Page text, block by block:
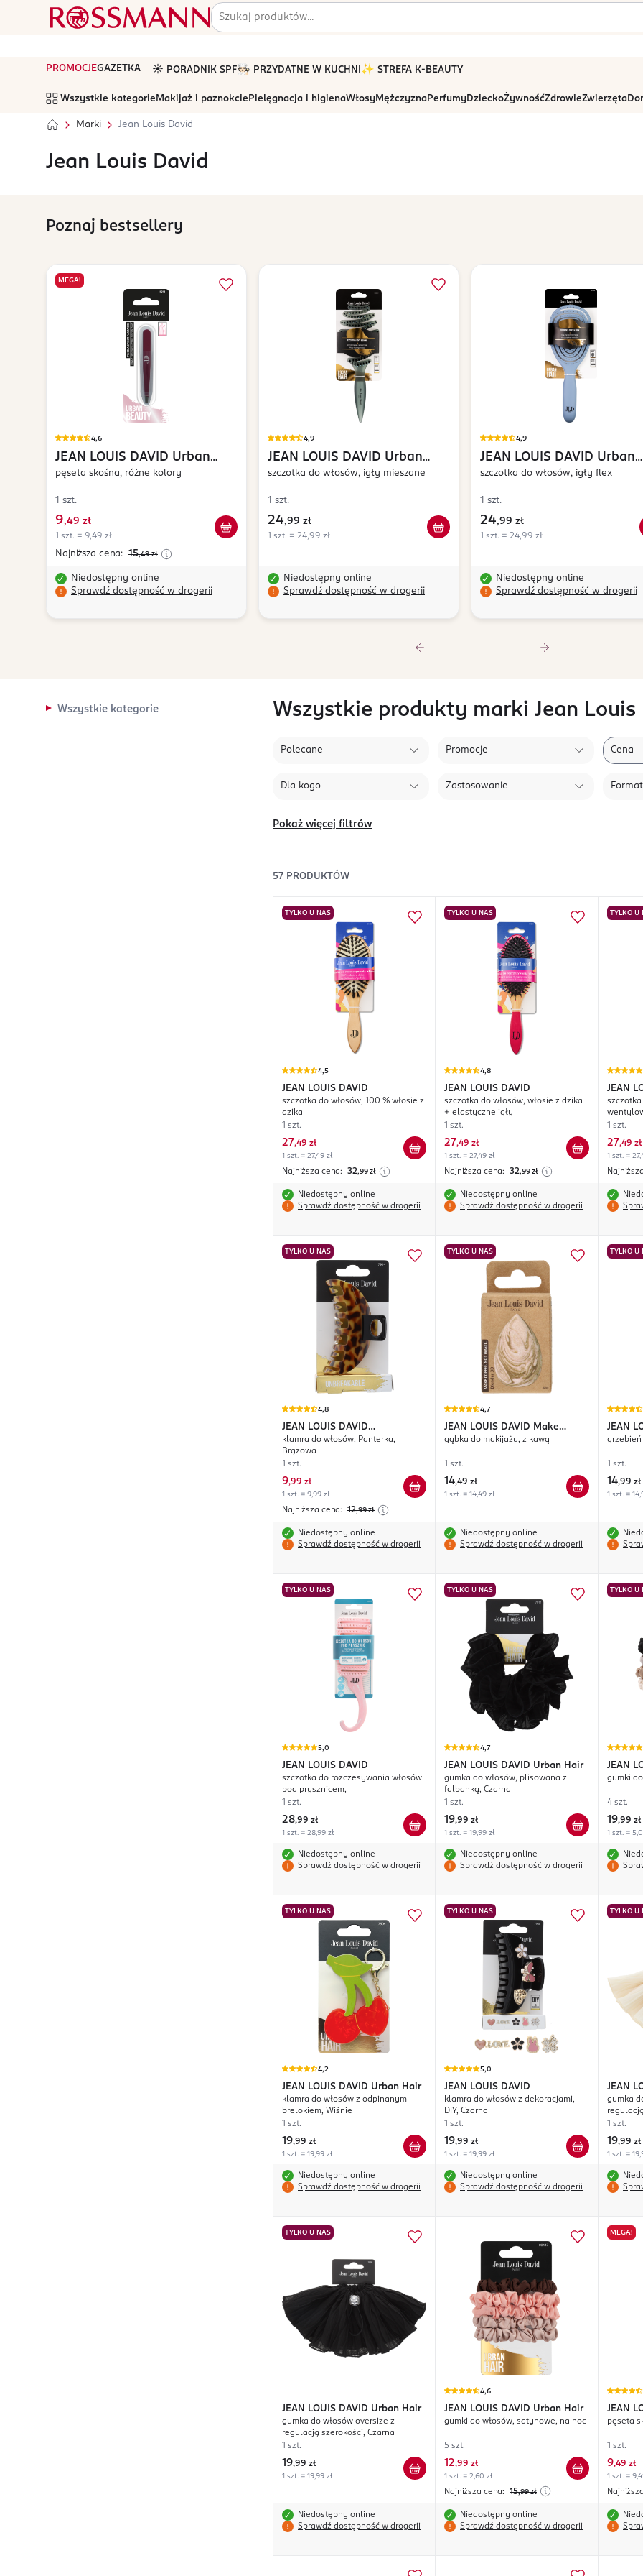
PROMOCJEGAZETKA ☀️ PORADNIK SPF🧑🏻‍🍳 PRZYDATNE W KUCHNI ✨ STREFA K-BEAUTY
Wszystkie kategorie Makijaż i paznokcie Pielęgnacja i higienaWłosyMężczyznaPerfumyDzieckoŻywnośćZdrowieZwierzęta
Marki Jean Louis David
Jean Louis David
Poznaj bestsellery
MEGA!
4,6
JEAN LOUIS DAVID Urban
Beauty
pęseta skośna, różne kolory
1 szt.
9,49 zł
1 szt. = 9,49 zł
Najniższa cena: 15,49 zł
Niedostępny online
Sprawdź dostępność w drogerii
4,9
JEAN LOUIS DAVID Urban
Hair
szczotka do włosów, igły mieszane
1 szt.
24,99 zł
1 szt. = 24,99 zł
Niedostępny online
Sprawdź dostępność w drogerii
4,9
JEAN LOUIS DAVID Urban
Hair
szczotka do włosów, igły flex
1 szt.
24,99 zł
1 szt. = 24,99 zł
Niedostępny online
Sprawdź dostępność w drogerii
Wszystkie kategorie Wszystkie produkty marki Jean Louis
Polecane Promocje Cena
Dla kogo Zastosowanie Format
Pokaż więcej filtrów
57 PRODUKTÓW
TYLKO U NAS
4,5
JEAN LOUIS DAVID
szczotka do włosów, 100 % włosie z
dzika
1 szt.
27,49 zł
1 szt. = 27,49 zł
Najniższa cena: 32,99 zł
Niedostępny online
Sprawdź dostępność w drogerii
TYLKO U NAS
4,8
JEAN LOUIS DAVID
szczotka do włosów, włosie z dzika
+ elastyczne igły
1 szt.
27,49 zł
1 szt. = 27,49 zł
Najniższa cena: 32,99 zł
Niedostępny online
Sprawdź dostępność w drogerii
TYLKO U
JEAN
szczotka
1 szt.
27,49 zł
1 szt. =
TYLKO U NAS
4,8
JEAN LOUIS DAVID
Unbreakable
klamra do włosów, Panterka,
Brązowa
1 szt.
9,99 zł
1 szt. = 9,99 zł
Najniższa cena: 12,99 zł
Niedostępny online
Sprawdź dostępność w drogerii
TYLKO U NAS
4,7
JEAN LOUIS DAVID Make
Coffee.Not Waste.
gąbka do makijażu, z kawą
1 szt.
14,49 zł
1 szt. = 14,49 zł
Niedostępny online
Sprawdź dostępność w drogerii
TYLKO U
JEAN
grzebień
1 szt.
14,99 zł
1 szt. =
TYLKO U NAS
5,0
JEAN LOUIS DAVID
szczotka do rozczesywania włosów
pod prysznicem,
1 szt.
28,99 zł
1 szt. = 28,99 zł
Niedostępny online
Sprawdź dostępność w drogerii
TYLKO U NAS
4,7
JEAN LOUIS DAVID Urban Hair
gumka do włosów, plisowana z
falbanką, Czarna
1 szt.
19,99 zł
1 szt. = 19,99 zł
Niedostępny online
Sprawdź dostępność w drogerii
TYLKO U
JEAN
gumki
4 szt.
19,99 zł
1 szt. =
TYLKO U NAS
4,2
JEAN LOUIS DAVID Urban Hair
klamra do włosów z odpinanym
brelokiem, Wiśnie
1 szt.
19,99 zł
1 szt. = 19,99 zł
Niedostępny online
Sprawdź dostępność w drogerii
TYLKO U NAS
5,0
JEAN LOUIS DAVID
klamra do włosów z dekoracjami,
DIY, Czarna
1 szt.
19,99 zł
1 szt. = 19,99 zł
Niedostępny online
Sprawdź dostępność w drogerii
TYLKO U
JEAN
gumka
1 szt.
19,99 zł
1 szt. =
TYLKO U NAS
JEAN LOUIS DAVID Urban Hair
gumka do włosów oversize z
regulacją szerokości, Czarna
1 szt.
19,99 zł
1 szt. = 19,99 zł
Niedostępny online
Sprawdź dostępność w drogerii
4,6
JEAN LOUIS DAVID Urban Hair
gumki do włosów, satynowe, na noc
5 szt.
12,99 zł
1 szt. = 2,60 zł
Najniższa cena: 15,99 zł
Niedostępny online
Sprawdź dostępność w drogerii
MEGA!
JEAN
Beauty
pęseta
1 szt.
9,49 zł
1 szt. =